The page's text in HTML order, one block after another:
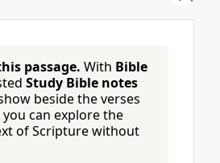
passage. With Bible
Study Bible notes
beside the verses
can explore the
of Scripture without